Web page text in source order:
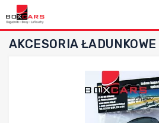
AKCESORIA ŁADUNKOWE